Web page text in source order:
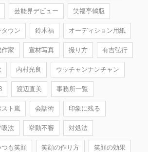
芸能界デビュー 笑福亭鶴瓶
タウン 鈴木福 オーディション用紙
家 宣材写真 撮り方 有吉弘行
内村光良 ウッチャンナンチャン
渡辺直美 事務所一覧
スト嵐 会話術 印象に残る
吸法 挙動不審 対処法
つも笑顔 笑顔の作り方 笑顔の効果